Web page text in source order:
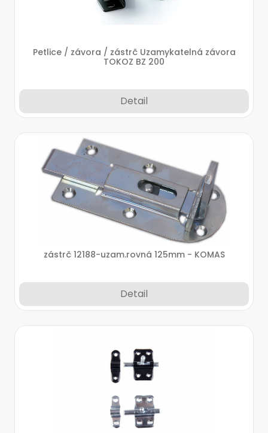
Petlice / závora / zástrč Uzamykatelná závora
TOKOZ BZ 200
Detail
zástrč 12188-uzam.rovná 125mm - KOMAS
Detail